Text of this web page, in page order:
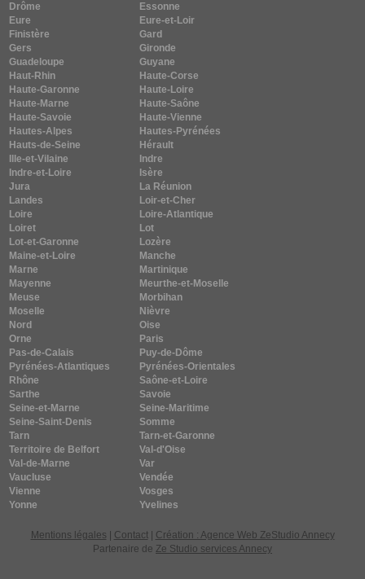
Drôme
Essonne
Eure
Eure-et-Loir
Finistère
Gard
Gers
Gironde
Guadeloupe
Guyane
Haut-Rhin
Haute-Corse
Haute-Garonne
Haute-Loire
Haute-Marne
Haute-Saône
Haute-Savoie
Haute-Vienne
Hautes-Alpes
Hautes-Pyrénées
Hauts-de-Seine
Hérault
Ille-et-Vilaine
Indre
Indre-et-Loire
Isère
Jura
La Réunion
Landes
Loir-et-Cher
Loire
Loire-Atlantique
Loiret
Lot
Lot-et-Garonne
Lozère
Maine-et-Loire
Manche
Marne
Martinique
Mayenne
Meurthe-et-Moselle
Meuse
Morbihan
Moselle
Nièvre
Nord
Oise
Orne
Paris
Pas-de-Calais
Puy-de-Dôme
Pyrénées-Atlantiques
Pyrénées-Orientales
Rhône
Saône-et-Loire
Sarthe
Savoie
Seine-et-Marne
Seine-Maritime
Seine-Saint-Denis
Somme
Tarn
Tarn-et-Garonne
Territoire de Belfort
Val-d'Oise
Val-de-Marne
Var
Vaucluse
Vendée
Vienne
Vosges
Yonne
Yvelines
Mentions légales Contact|
Création : Agence Web ZeStudio Annecy
Partenaire de Ze Studio services Annecy